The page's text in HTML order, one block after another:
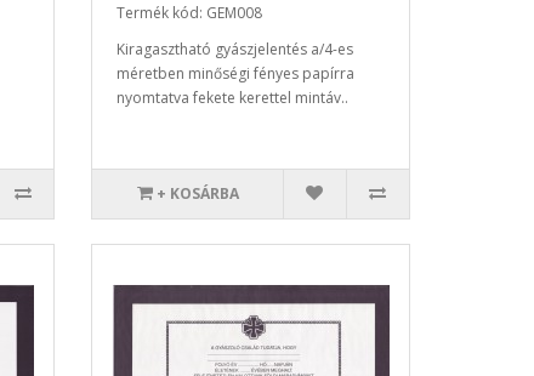
Termék kód: GEM008
Kiragasztható gyászjelentés a/4-es
méretben minőségi fényes papírra
nyomtatva fekete kerettel mintáv..
+ KOSÁRBA